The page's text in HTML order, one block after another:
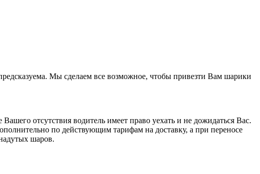
Мы сделаем все возможное, чтобы привезти Вам шарики
отсутствия водитель имеет право уехать и не дожидаться Вас.
по действующим тарифам на доставку, а при переносе
шаров.